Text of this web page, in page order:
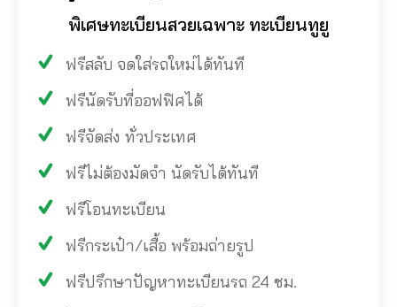
พิเศษทะเบียนสวยเฉพาะ ทะเบียนทูยู
ฟรีสลับ จดใส่รถใหม่ได้ทันที
ฟรีนัดรับที่ออฟฟิศได้
ฟรีจัดส่ง ทั่วประเทศ
ฟรีไม่ต้องมัดจำ นัดรับได้ทันที
ฟรีโอนทะเบียน
ฟรีกระเป๋า/เสื้อ พร้อมถ่ายรูป
ฟรีปรึกษาปัญหาทะเบียนรถ 24 ชม.